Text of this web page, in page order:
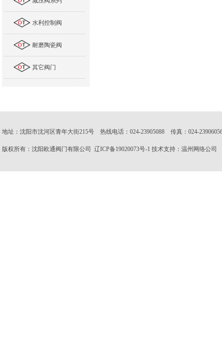
水利控制阀
耐磨陶瓷阀
其它阀门
地址：沈阳市沈河区青年大街215号 热线电话：024-23905088 传真：024-
版权所有：沈阳欧通阀门有限公司 辽ICP备19020073号-1 技术支持： 温州网络公司